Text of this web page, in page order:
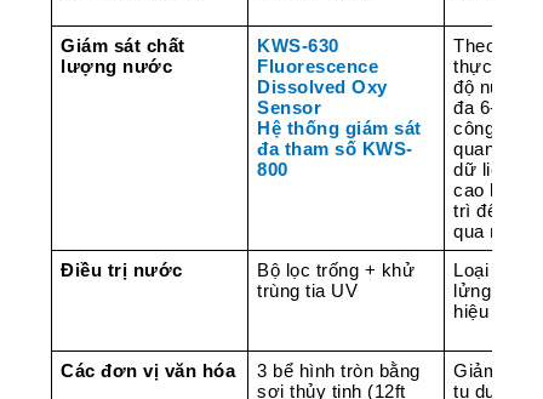
Giám sát chất
lượng nước
KWS-630
Fluorescence
Dissolved Oxy
Sensor
Hệ thống giám sát
đa tham số KWS-
800
Theo dõi
thực của
độ nước,
đa 6-9
công
quang
dữ liệu
cao
trì đến
qua mô-
Điều trị nước
Bộ lọc trống + khử
trùng tia UV
Loại bỏ
lửng (>
hiệu hóa
Các đơn vị văn hóa
3 bể hình tròn bằng
sợi thủy tinh (12ft
Giảm
tụ dư